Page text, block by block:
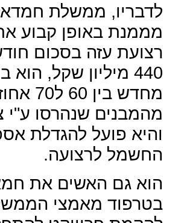
לדבריו, ממשלת
מממנת באופן קבוע
רצועת עזה בסכום
440 מיליון שקל, הוא
מחדש בין 60
מהמבנים שנהרסו ע"י
והיא פועל להגדלת
החשמל לרצועה.
הוא גם האשים את
בטרפוד מאמצי